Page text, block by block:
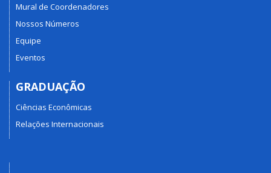
Mural de Coordenadores
Nossos Números
Equipe
Eventos
GRADUAÇÃO
Ciências Econômicas
Relações Internacionais